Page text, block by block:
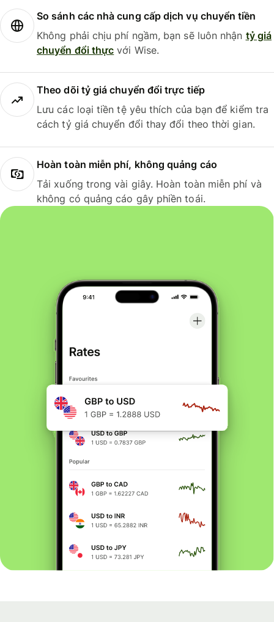
So sánh các nhà cung cấp dịch vụ chuyển tiền
Không phải chịu phí ngầm, bạn sẽ luôn nhận tỷ giá
chuyển đổi thực với Wise.
Theo dõi tỷ giá chuyển đổi trực tiếp
Lưu các loại tiền tệ yêu thích của bạn để kiểm tra
cách tỷ giá chuyển đổi thay đổi theo thời gian.
Hoàn toàn miễn phí, không quảng cáo
Tải xuống trong vài giây. Hoàn toàn miễn phí và
không có quảng cáo gây phiền toái.